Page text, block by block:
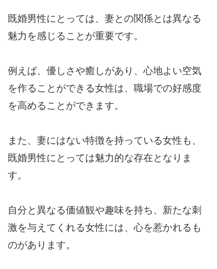
既婚男性にとっては、妻との関係とは異なる
魅力を感じることが重要です。
例えば、優しさや癒しがあり、心地よい空気
を作ることができる女性は、職場での好感度
を高めることができます。
また、妻にはない特徴を持っている女性も、
既婚男性にとっては魅力的な存在となりま
す。
自分と異なる価値観や趣味を持ち、新たな刺
激を与えてくれる女性には、心を惹かれるも
のがあります。